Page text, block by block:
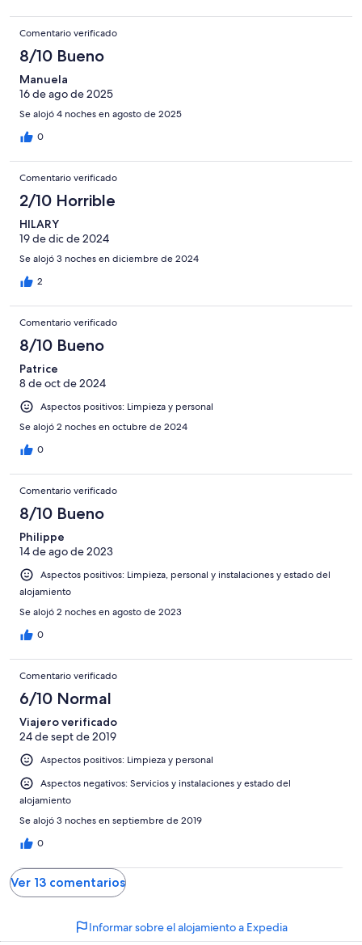
Comentario verificado
8/10 Bueno
Manuela
16 de ago de 2025
Se alojó 4 noches en agosto de 2025
0
Comentario verificado
2/10 Horrible
HILARY
19 de dic de 2024
Se alojó 3 noches en diciembre de 2024
2
Comentario verificado
8/10 Bueno
Patrice
8 de oct de 2024
Aspectos positivos: Limpieza y personal
Se alojó 2 noches en octubre de 2024
0
Comentario verificado
8/10 Bueno
Philippe
14 de ago de 2023
Aspectos positivos: Limpieza, personal y instalaciones y estado del
alojamiento
Se alojó 2 noches en agosto de 2023
0
Comentario verificado
6/10 Normal
Viajero verificado
24 de sept de 2019
Aspectos positivos: Limpieza y personal
Aspectos negativos: Servicios y instalaciones y estado del
alojamiento
Se alojó 3 noches en septiembre de 2019
0
Ver 13 comentarios
Informar sobre el alojamiento a Expedia